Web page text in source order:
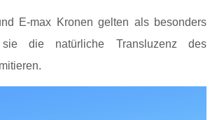
E‑max Kronen gelten als besonders
die natürliche Transluzenz des